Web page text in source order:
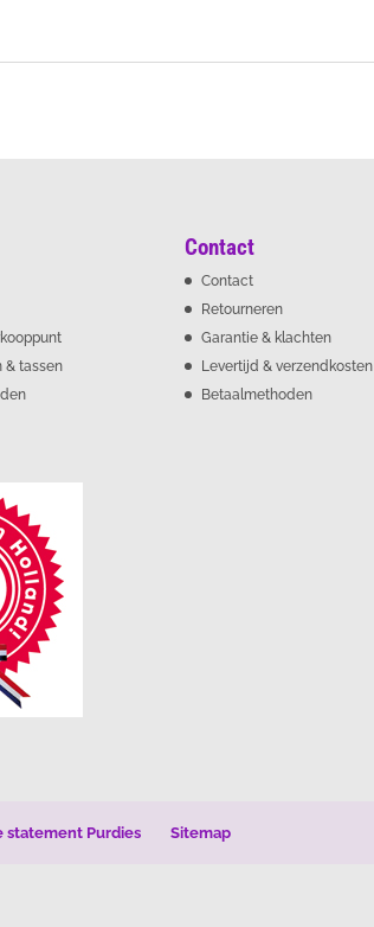
& tassen
Contact
Contact
Retourneren
Garantie & klachten
Levertijd & verzendkosten
Betaalmethoden
statement Purdies Sitemap